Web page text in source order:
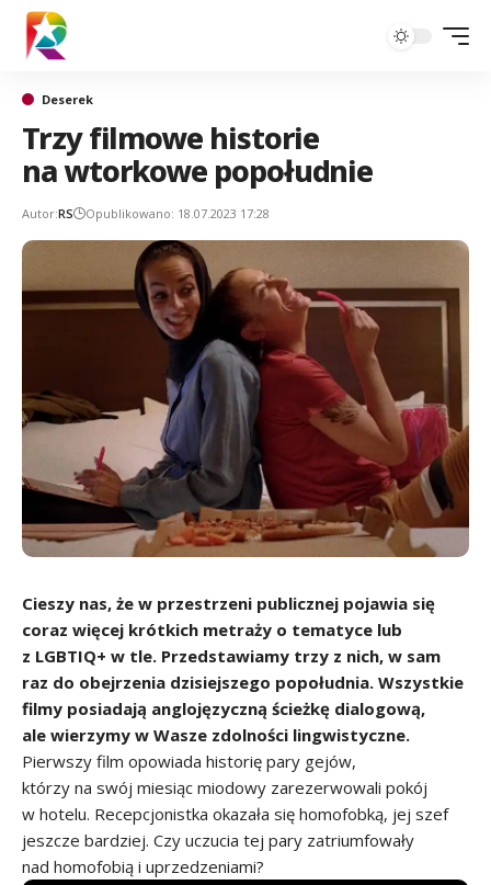
Deserek
Trzy filmowe historie
na wtorkowe popołudnie
Autor:RS Opublikowano: 18.07.2023 17:28
Cieszy nas, że w przestrzeni publicznej pojawia się
coraz więcej krótkich metraży o tematyce lub
z LGBTIQ+ w tle. Przedstawiamy trzy z nich, w sam
raz do obejrzenia dzisiejszego popołudnia. Wszystkie
filmy posiadają anglojęzyczną ścieżkę dialogową,
ale wierzymy w Wasze zdolności lingwistyczne.
Pierwszy film opowiada historię pary gejów,
którzy na swój miesiąc miodowy zarezerwowali pokój
w hotelu. Recepcjonistka okazała się homofobką, jej szef
jeszcze bardziej. Czy uczucia tej pary zatriumfowały
nad homofobią i uprzedzeniami?